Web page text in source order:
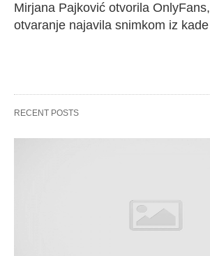
Mirjana Pajković otvorila OnlyFans,
otvaranje najavila snimkom iz kade
RECENT POSTS